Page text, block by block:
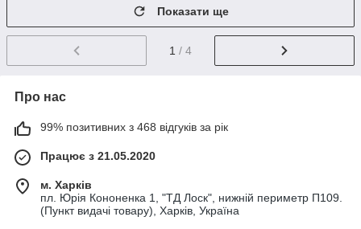
Показати ще
1 / 4
Про нас
99% позитивних з 468 відгуків за рік
Працює з 21.05.2020
м. Харків
пл. Юрія Кононенка 1, "ТД Лоск", нижній периметр П109.
(Пункт видачі товару), Харків, Україна